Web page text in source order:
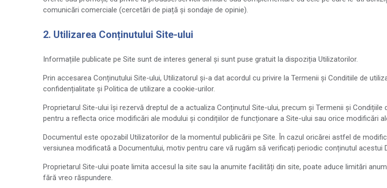
comunicări comerciale (cercetări de piață și sondaje de opinie).
2. Utilizarea Conținutului Site-ului
Informațiile publicate pe Site sunt de interes general și sunt puse gratuit la dispoziția Utilizatorilor.
Prin accesarea Conținutului Site-ului, Utilizatorul și-a dat acordul cu privire la Termenii și Conditiile de
confidențialitate și Politica de utilizare a cookie-urilor.
Proprietarul Site-ului își rezervă dreptul de a actualiza Conținutul Site-ului, precum și Termenii și Condițiile
pentru a reflecta orice modificări ale modului și condițiilor de funcționare a Site-ului sau orice modificări
Documentul este opozabil Utilizatorilor de la momentul publicării pe Site. În cazul oricărei astfel de
versiunea modificată a Documentului, motiv pentru care vă rugăm să verificați periodic conținutul acestui
Proprietarul Site-ului poate limita accesul la site sau la anumite facilități din site, poate aduce limitări
fără vreo răspundere.